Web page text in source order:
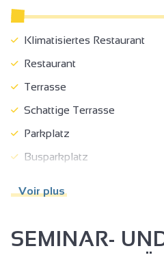
Klimatisiertes Restaurant
Restaurant
Terrasse
Schattige Terrasse
Parkplatz
Busparkplatz
Reservierter Platz 330 cm
Voir plus
SEMINAR-